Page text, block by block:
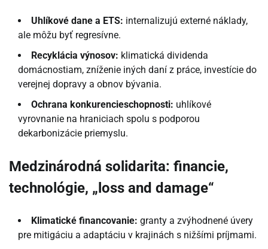
Uhlíkové dane a ETS: internalizujú externé náklady,
ale môžu byť regresívne.
Recyklácia výnosov: klimatická dividenda
domácnostiam, zníženie iných daní z práce, investície do
verejnej dopravy a obnov bývania.
Ochrana konkurencieschopnosti: uhlíkové
vyrovnanie na hraniciach spolu s podporou
dekarbonizácie priemyslu.
Medzinárodná solidarita: financie,
technológie, „loss and damage“
Klimatické financovanie: granty a zvýhodnené úvery
pre mitigáciu a adaptáciu v krajinách s nižšími príjmami.